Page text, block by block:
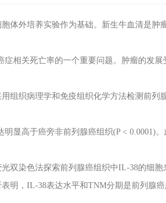
体外培养实验作为基础。新生牛血清是肿
症相关死亡率的一个重要问题。肿瘤的发
组织病理学和免疫组织化学方法检测前列
明显高于癌旁非前列腺癌组织(P < 0.0001)。
双染色法探索前列腺癌组织中IL-38的细胞
明， IL-38表达水平和TNM分期是前列腺癌